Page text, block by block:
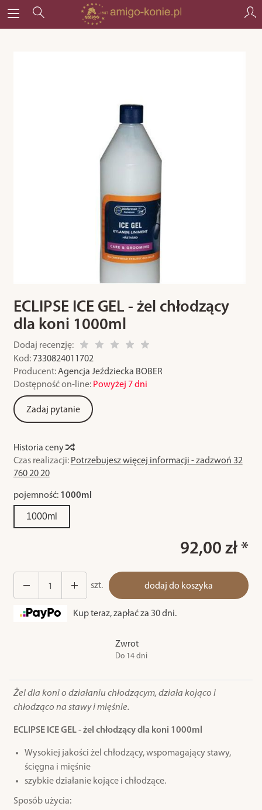
ECLIPSE ICE GEL - żel chłodzący
dla koni 1000ml
Dodaj recenzję:
Kod: 7330824011702
Producent: Agencja Jeździecka BOBER
Dostępność on-line: Powyżej 7 dni
Zadaj pytanie
Historia ceny
Czas realizacji: Potrzebujesz więcej informacji - zadzwoń 32
760 20 20
pojemność: 1000ml
1000ml
92,00 zł *
szt. dodaj do koszyka
Kup teraz, zapłać za 30 dni.
Zwrot
Do 14 dni
Żel dla koni o działaniu chłodzącym, działa kojąco i
chłodząco na stawy i mięśnie.
ECLIPSE ICE GEL - żel chłodzący dla koni 1000ml
Wysokiej jakości żel chłodzący, wspomagający stawy,
ścięgna i mięśnie
szybkie działanie kojące i chłodzące.
Sposób użycia: